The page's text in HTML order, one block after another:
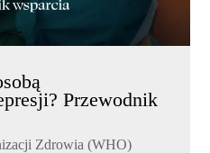
Przewodnik
Zdrowia (WHO)